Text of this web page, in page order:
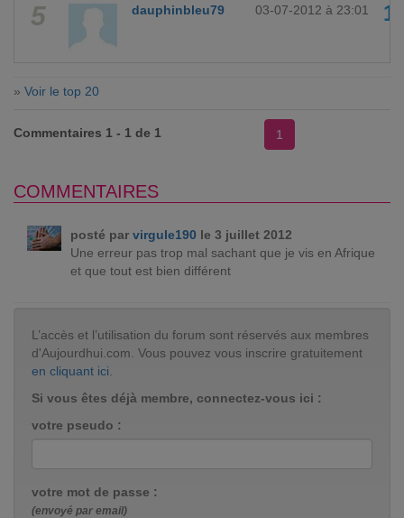
5 dauphinbleu79 03-07-2012 à 23:01
» Voir le top 20
Commentaires 1 - 1 de 1 1
COMMENTAIRES
posté par virgule190 le 3 juillet 2012
Une erreur pas trop mal sachant que je vis en Afrique
et que tout est bien différent
L’accès et l’utilisation du forum sont réservés aux membres
d'Aujourdhui.com. Vous pouvez vous inscrire gratuitement
en cliquant ici
Si vous êtes déjà membre, connectez-vous ici :
votre pseudo :
votre mot de passe :
(envoyé par email)